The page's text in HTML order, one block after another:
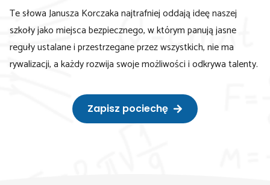
Te słowa Janusza Korczaka najtrafniej oddają ideę naszej
szkoły jako miejsca bezpiecznego, w którym panują jasne
reguły ustalane i przestrzegane przez wszystkich, nie ma
rywalizacji, a każdy rozwija swoje możliwości i odkrywa talenty.
Zapisz pociechę